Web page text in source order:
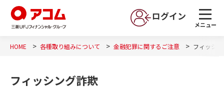
ログイン
メニュー
HOME 各種取り組みについて 金融犯罪に関するご注意 フィッシ
フィッシング詐欺